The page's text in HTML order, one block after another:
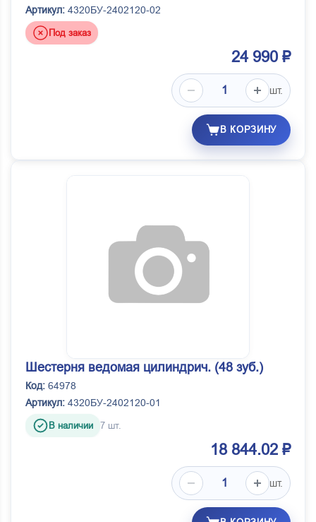
Артикул: 4320БУ-2402120-02
Под заказ
24 990 ₽
шт.
В КОРЗИНУ
Шестерня ведомая цилиндрич. (48 зуб.)
Код: 64978
Артикул: 4320БУ-2402120-01
В наличии 7 шт.
18 844.02 ₽
шт.